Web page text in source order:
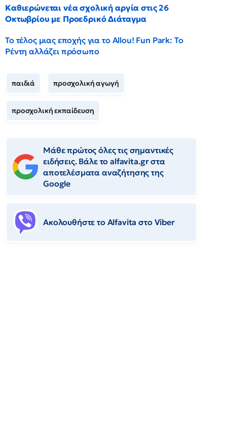
Καθιερώνεται νέα σχολική αργία στις 26
Οκτωβρίου με Προεδρικό Διάταγμα
Το τέλος μιας εποχής για το Allou! Fun Park: Το
Ρέντη αλλάζει πρόσωπο
παιδιά προσχολική αγωγή
προσχολική εκπαίδευση
Μάθε πρώτος όλες τις σημαντικές
ειδήσεις. Βάλε το alfavita.gr στα
αποτελέσματα αναζήτησης της
Google
Ακολουθήστε το Αlfavita στο Viber